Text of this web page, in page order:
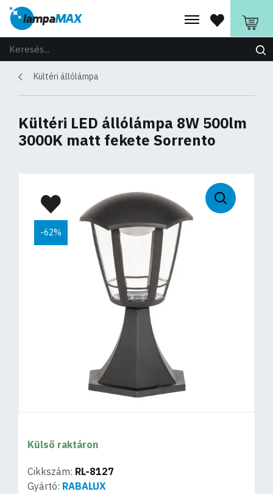
Kültéri állólámpa
Kültéri LED állólámpa 8W 500lm
3000K matt fekete Sorrento
-62%
Külső raktáron
Cikkszám: RL-8127
Gyártó: RABALUX